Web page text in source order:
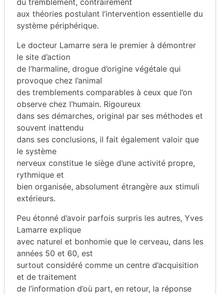
aux théories postulant l’intervention essentielle du
système périphérique.
Le docteur Lamarre sera le premier à démontrer
le site d’action
de l’harmaline, drogue d’origine végétale qui
provoque chez l’animal
des tremblements comparables à ceux que l’on
observe chez l’humain. Rigoureux
dans ses démarches, original par ses méthodes et
souvent inattendu
dans ses conclusions, il fait également valoir que
le système
nerveux constitue le siège d’une activité propre,
rythmique et
bien organisée, absolument étrangère aux stimuli
extérieurs.
Peu étonné d’avoir parfois surpris les autres, Yves
Lamarre explique
avec naturel et bonhomie que le cerveau, dans les
années 50 et 60, est
surtout considéré comme un centre d’acquisition
et de traitement
de l’information d’où part, en retour, la réponse